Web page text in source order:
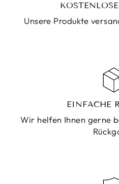
Unsere Produkte
EINFACHE
Wir helfen Ihnen gerne